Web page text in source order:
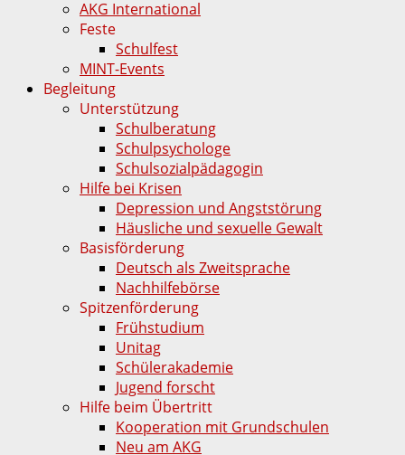
AKG International
Feste
Schulfest
MINT-Events
Begleitung
Unterstützung
Schulberatung
Schulpsychologe
Schulsozialpädagogin
Hilfe bei Krisen
Depression und Angststörung
Häusliche und sexuelle Gewalt
Basisförderung
Deutsch als Zweitsprache
Nachhilfebörse
Spitzenförderung
Frühstudium
Unitag
Schülerakademie
Jugend forscht
Hilfe beim Übertritt
Kooperation mit Grundschulen
Neu am AKG